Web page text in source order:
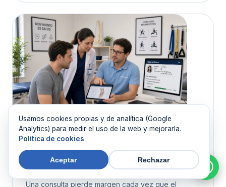
INTELIGENCIA ARTIFICIAL
Software médico con inteligencia
artificial útil
Una consulta pierde margen cada vez que el
Usamos cookies propias y de analítica (Google
Analytics) para medir el uso de la web y mejorarla.
Política de cookies
Aceptar Rechazar